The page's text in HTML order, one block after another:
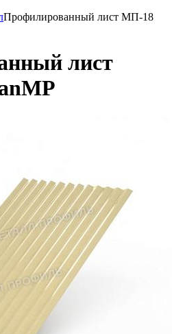
Профилированный лист МП-18
лист